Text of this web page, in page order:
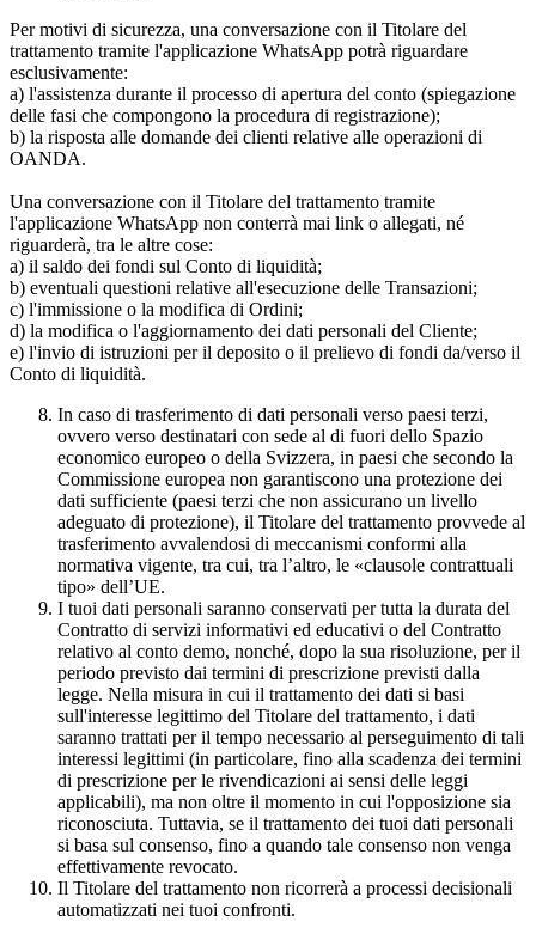
Per motivi di sicurezza, una conversazione con il Titolare del
trattamento tramite l'applicazione WhatsApp potrà riguardare
esclusivamente:
a) l'assistenza durante il processo di apertura del conto (spiegazione
delle fasi che compongono la procedura di registrazione);
b) la risposta alle domande dei clienti relative alle operazioni di
OANDA.
Una conversazione con il Titolare del trattamento tramite
l'applicazione WhatsApp non conterrà mai link o allegati, né
riguarderà, tra le altre cose:
a) il saldo dei fondi sul Conto di liquidità;
b) eventuali questioni relative all'esecuzione delle Transazioni;
c) l'immissione o la modifica di Ordini;
d) la modifica o l'aggiornamento dei dati personali del Cliente;
e) l'invio di istruzioni per il deposito o il prelievo di fondi da/verso il
Conto di liquidità.
In caso di trasferimento di dati personali verso paesi terzi,
ovvero verso destinatari con sede al di fuori dello Spazio
economico europeo o della Svizzera, in paesi che secondo la
Commissione europea non garantiscono una protezione dei
dati sufficiente (paesi terzi che non assicurano un livello
adeguato di protezione), il Titolare del trattamento provvede al
trasferimento avvalendosi di meccanismi conformi alla
normativa vigente, tra cui, tra l’altro, le «clausole contrattuali
tipo» dell’UE.
I tuoi dati personali saranno conservati per tutta la durata del
Contratto di servizi informativi ed educativi o del Contratto
relativo al conto demo, nonché, dopo la sua risoluzione, per il
periodo previsto dai termini di prescrizione previsti dalla
legge. Nella misura in cui il trattamento dei dati si basi
sull'interesse legittimo del Titolare del trattamento, i dati
saranno trattati per il tempo necessario al perseguimento di tali
interessi legittimi (in particolare, fino alla scadenza dei termini
di prescrizione per le rivendicazioni ai sensi delle leggi
applicabili), ma non oltre il momento in cui l'opposizione sia
riconosciuta. Tuttavia, se il trattamento dei tuoi dati personali
si basa sul consenso, fino a quando tale consenso non venga
effettivamente revocato.
Il Titolare del trattamento non ricorrerà a processi decisionali
automatizzati nei tuoi confronti.